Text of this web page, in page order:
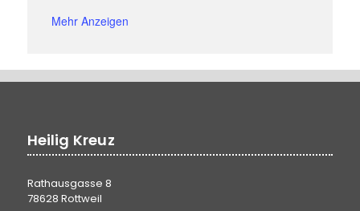
Mehr Anzeigen
Heilig Kreuz
Rathausgasse 8
78628 Rottweil